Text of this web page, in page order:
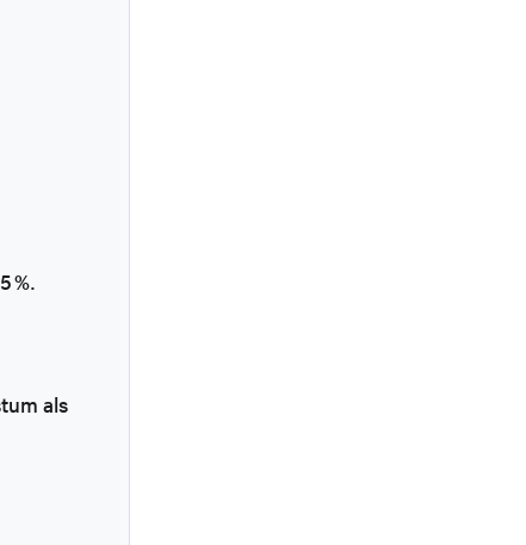
%.
als